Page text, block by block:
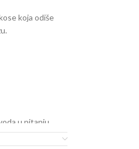
koja odiše
u pitanju.
su u svakom